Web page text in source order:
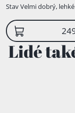
StavVelmi dobrý,
Lidé